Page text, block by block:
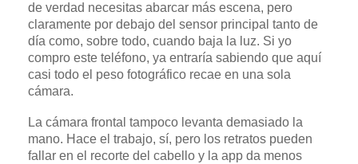
de verdad necesitas abarcar más escena, pero
claramente por debajo del sensor principal tanto de
día como, sobre todo, cuando baja la luz. Si yo
compro este teléfono, ya entraría sabiendo que aquí
casi todo el peso fotográfico recae en una sola
cámara.
La cámara frontal tampoco levanta demasiado la
mano. Hace el trabajo, sí, pero los retratos pueden
fallar en el recorte del cabello y la app da menos